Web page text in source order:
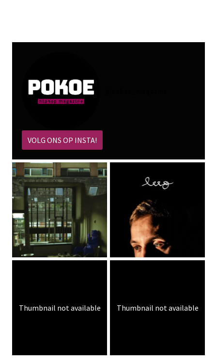
VOLG ONS OP INSTA!
Thumbnail not available Thumbnail not available